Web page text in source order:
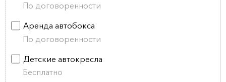
По договоренности
Аренда автобокса
По договоренности
Детские автокресла
Бесплатно